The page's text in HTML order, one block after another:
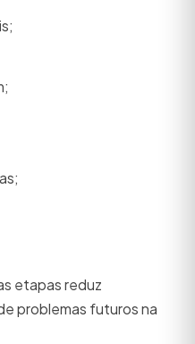
etapas reduz
problemas futuros na